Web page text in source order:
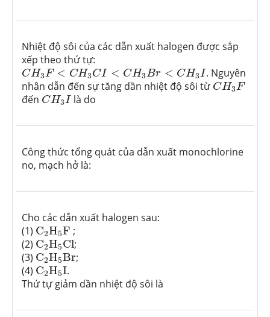
Nhiệt độ sôi của các dẫn xuất halogen được sắp
xếp theo thứ tự:
CH3F < CH3CI < CH3Br < CH3I
CH3F<CH3CI<CH 3Br<C H3I
. Nguyên
nhân dẫn đến sự tăng dần nhiệt độ sôi từ CH3F
CH3F
đến CH3I
CH3I là do
Công thức tổng quát của dẫn xuất monochlorine
no, mạch hở là:
Cho các dẫn xuất halogen sau:
(1) C2H5F
C2H5F ;
(2) C2H5Cl
C2H5Cl;
(3) C2H5Br
C2H5Br;
(4) C2H5I
C2H5I.
Thứ tự giảm dần nhiệt độ sôi là